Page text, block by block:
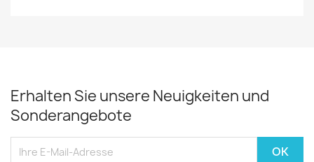
Erhalten Sie unsere Neuigkeiten und
Sonderangebote